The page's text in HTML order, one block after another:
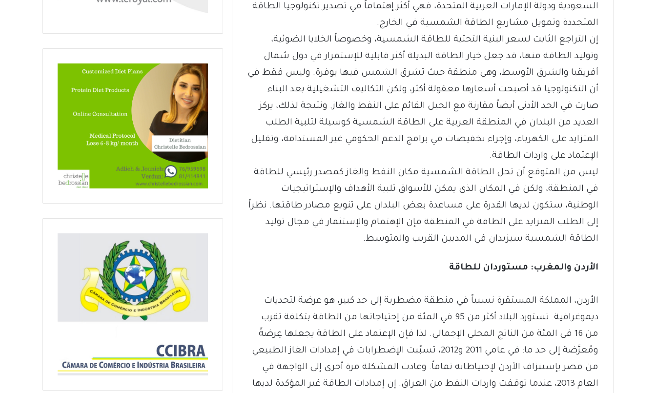
السعودية ودولة الإمارات العربية المتحدة، فهي أكثر إهتماماً في تصدير تكنولوجيا الطاقة
المتجددة وتمويل مشاريع الطاقة الشمسية في الخارج.
إن التراجع الثابت لسعر البنية التحتية للطاقة الشمسية، وخصوصاً الخلايا الضوئية،
وتوليد الطاقة منها، قد جعل خيار الطاقة البديلة أكثر قابلية للإستمرار في دول شمال
أفريقيا والشرق الأوسط، وهي منطقة حيث تشرق الشمس فيها بوفرة. وليس فقط في
أن التكنولوجيا قد أصبحت أسعارها معقولة أكثر، ولكن التكاليف التشغيلية بعد البناء
صارت في الحد الأدنى أيضاً مقارنة مع الجيل القائم على النفط والغاز. ونتيجة لذلك، يركز
العديد من البلدان في المنطقة العربية على الطاقة الشمسية كوسيلة لتلبية الطلب
المتزايد على الكهرباء، وإجراء تخفيضات في برامج الدعم الحكومي غير المستدامة، وتقليل
الإعتماد على واردات الطاقة.
ليس من المتوقع أن تحل الطاقة الشمسية مكان النفط والغاز كمصدر رئيسي للطاقة
في المنطقة، ولكن في المكان الذي يمكن للأسواق تلبية الأهداف والإستراتيجيات
الوطنية، ستكون لديها القدرة على مساعدة بعض البلدان على تنويع مصادر طاقتها. نظراً
إلى الطلب المتزايد على الطاقة في المنطقة فإن الإهتمام والإستثمار في مجال توليد
الطاقة الشمسية سيزيدان في المديين القريب والمتوسط.
الأردن والمغرب: مستوردان للطاقة
الأردن، المملكة المستقرة نسبياً في منطقة مضطربة إلى حد كبير، هو عرضة لتحديات
ديموغرافية. تستورد البلاد أكثر من 95 في المئة من إحتياجاتها من الطاقة بتكلفة تقرب
من 16 في المئة من الناتج المحلي الإجمالي. لذا فإن الإعتماد على الطاقة يجعلها عِرضةً
ومُعرَّضة إلى حد ما: في عامي 2011 و2012، تسبّبت الإضطرابات في إمدادات الغاز الطبيعي
من مصر بإستنزاف الأردن لإحتياطاته تماماً. وعادت المشكلة مرة أخرى إلى الواجهة في
العام 2013، عندما توقفت واردات النفط من العراق. إن إمدادات الطاقة غير المؤكدة لديها